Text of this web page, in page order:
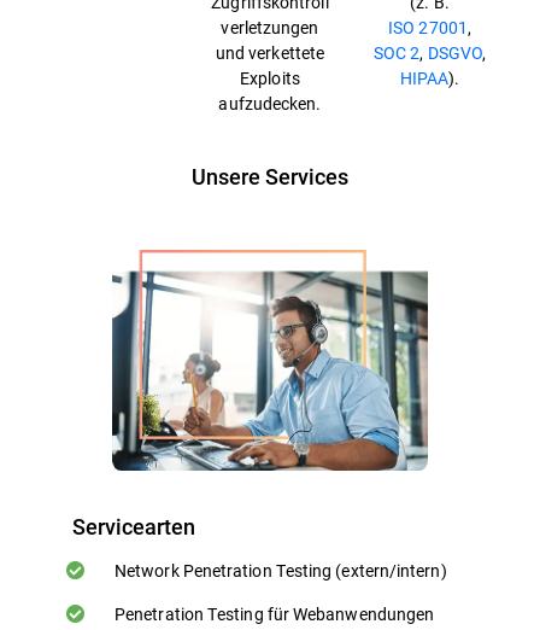
verletzungen
und verkettete
Exploits
aufzudecken.
ISO 27001,
SOC 2, DSGVO,
HIPAA).
Unsere Services
Servicearten
Network Penetration Testing (extern/intern)
Penetration Testing für Webanwendungen